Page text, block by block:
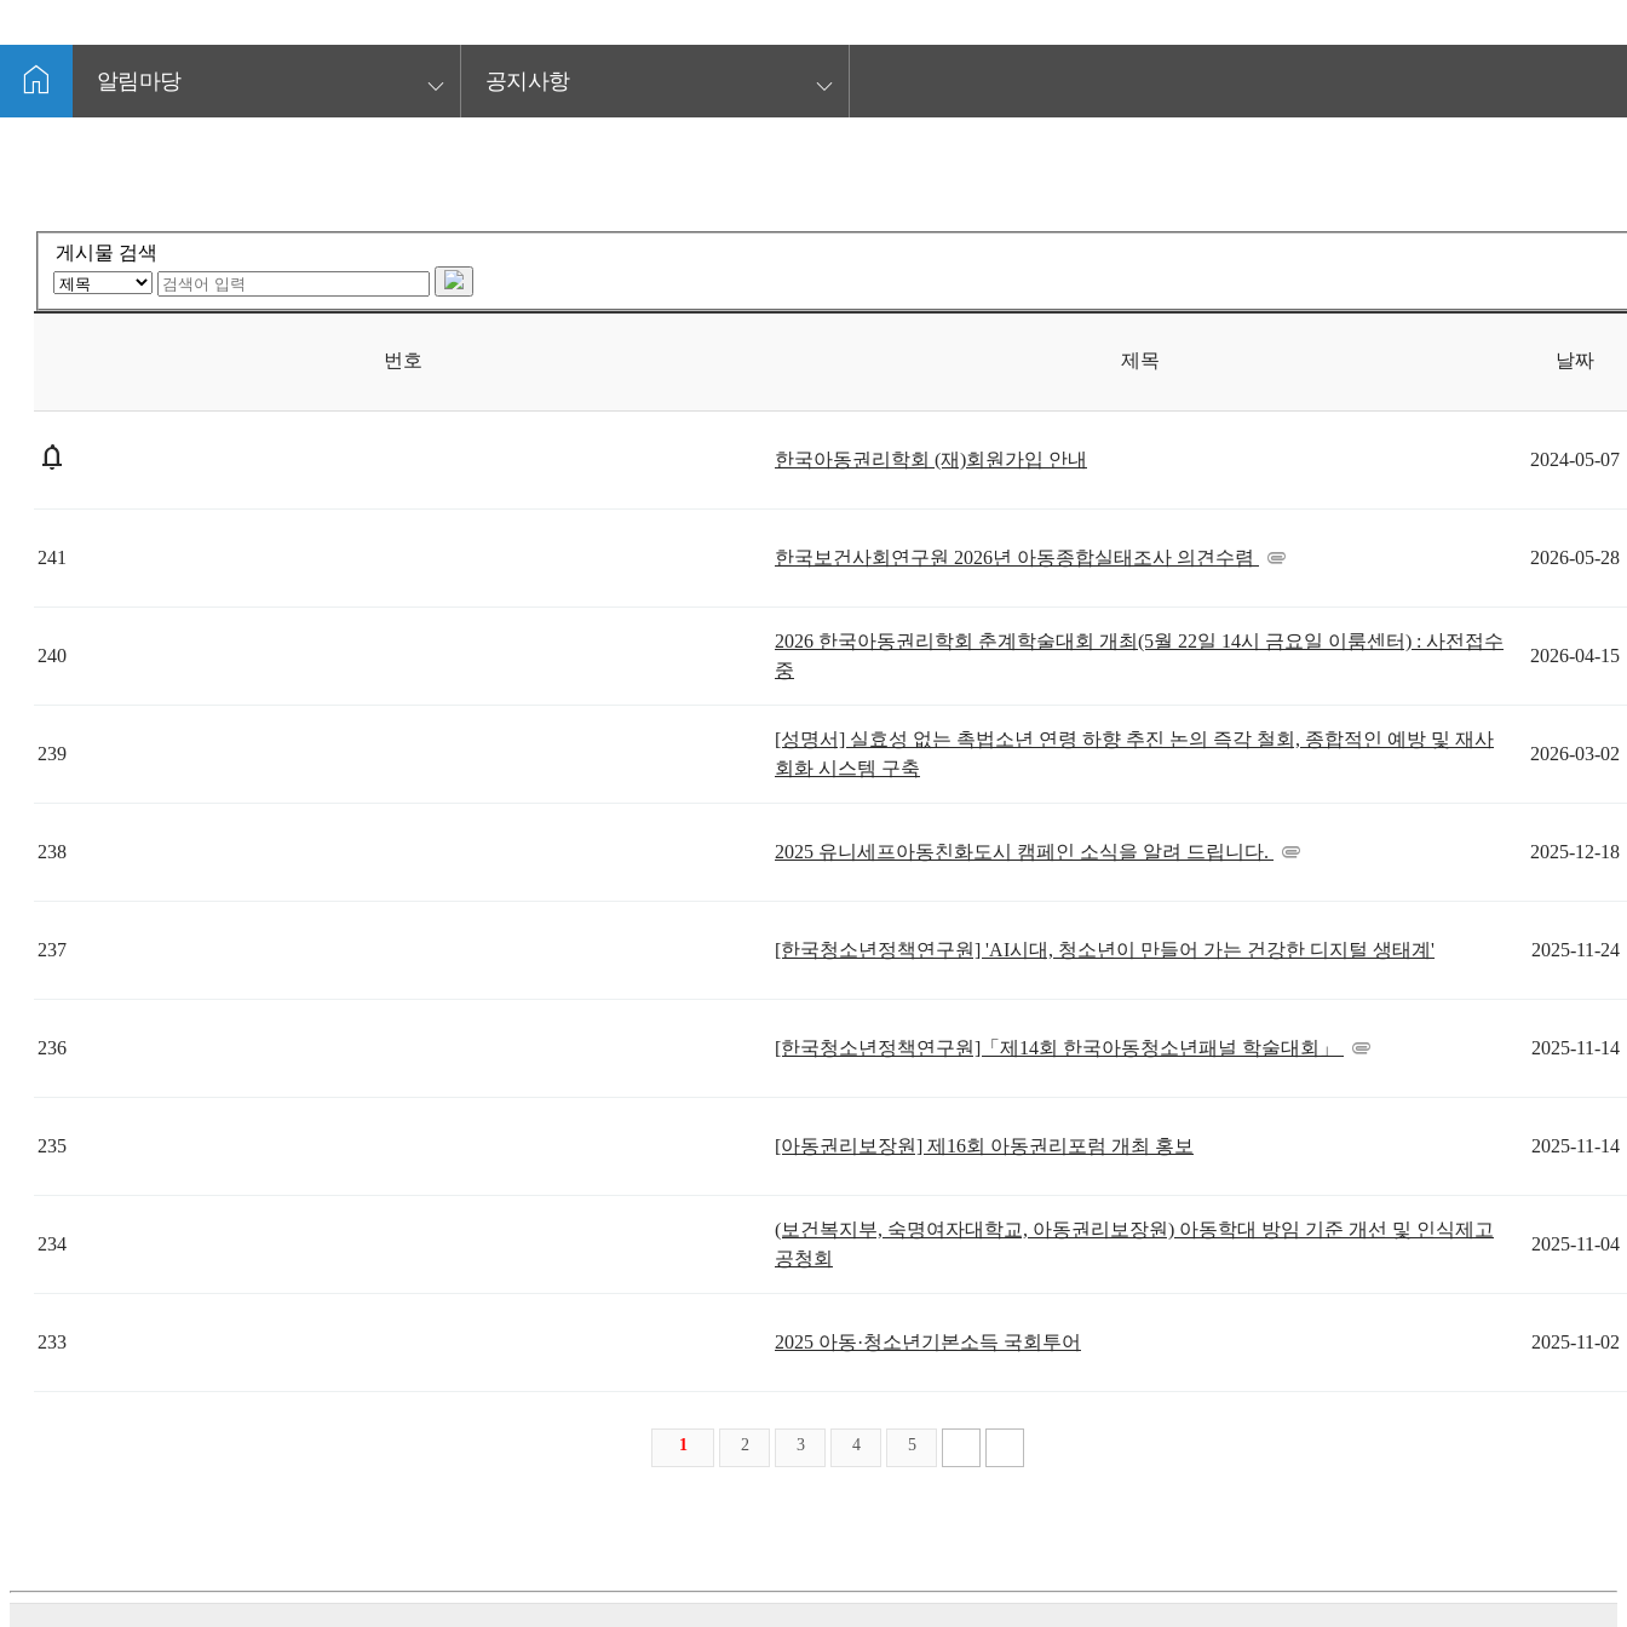
home 알림마당 keyboard_arrow_down 공지사항 keyboard_arrow_down
게시물 검색
번호 제목 날짜
notifications 한국아동권리학회 (재)회원가입 안내 2024-05-07
241 한국보건사회연구원 2026년 아동종합실태조사 의견수렴 attachment 2026-05-28
240
2026 한국아동권리학회 춘계학술대회 개최(5월 22일 14시 금요일 이룸센터) : 사전접수
중
2026-04-15
239
[성명서] 실효성 없는 촉법소년 연령 하향 추진 논의 즉각 철회, 종합적인 예방 및 재사
회화 시스템 구축
2026-03-02
238 2025 유니세프아동친화도시 캠페인 소식을 알려 드립니다. attachment 2025-12-18
237 [한국청소년정책연구원] 'AI시대, 청소년이 만들어 가는 건강한 디지털 생태계' 2025-11-24
236 [한국청소년정책연구원]「제14회 한국아동청소년패널 학술대회」 attachment 2025-11-14
235 [아동권리보장원] 제16회 아동권리포럼 개최 홍보 2025-11-14
234
(보건복지부, 숙명여자대학교, 아동권리보장원) 아동학대 방임 기준 개선 및 인식제고
공청회
2025-11-04
233 2025 아동·청소년기본소득 국회투어 2025-11-02
1 2 3 4 5